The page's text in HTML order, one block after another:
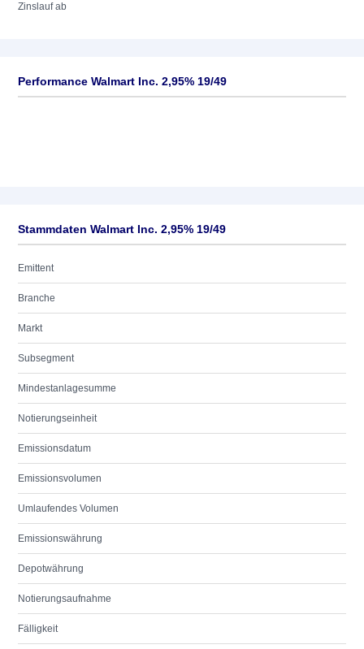
Zinslauf ab
Performance Walmart Inc. 2,95% 19/49
Stammdaten Walmart Inc. 2,95% 19/49
Emittent
Branche
Markt
Subsegment
Mindestanlagesumme
Notierungseinheit
Emissionsdatum
Emissionsvolumen
Umlaufendes Volumen
Emissionswährung
Depotwährung
Notierungsaufnahme
Fälligkeit